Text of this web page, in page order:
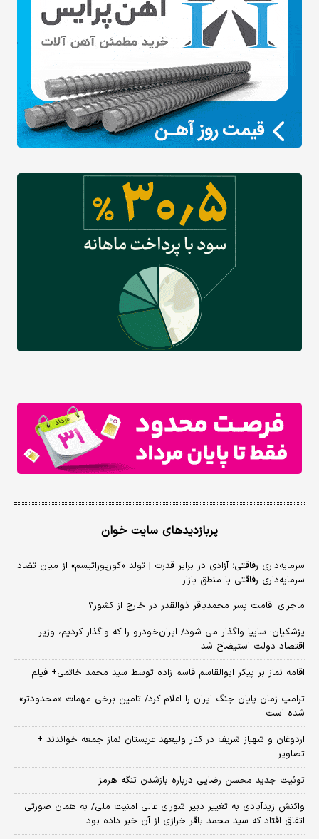
پربازدیدهای سایت خوان
سرمایه‌داری رفاقتی؛ آزادی در برابر قدرت | تولد «کورپوراتیسم» از میان تضاد
سرمایه‌داری رفاقتی با منطق بازار
ماجرای اقامت پسر محمدباقر ذوالقدر در خارج از کشور؟
پزشکیان: سایپا واگذار می شود/ ایران‌خودرو را که واگذار کردیم، وزیر
اقتصاد دولت استیضاح شد
اقامه نماز بر پیکر ابوالقاسم قاسم زاده توسط سید محمد خاتمی+ فیلم
ترامپ زمان پایان جنگ ایران را اعلام کرد/ تامین برخی مهمات «محدودتر»
شده است
اردوغان و شهباز شریف در کنار ولیعهد عربستان نماز جمعه خواندند +
تصاویر
توئیت جدید محسن رضایی درباره بازشدن تنگه هرمز
واکنش زیدآبادی به تغییر دبیر شورای عالی امنیت ملی/ به همان صورتی
اتفاق افتاد که سید محمد باقر خرازی از آن خبر داده بود